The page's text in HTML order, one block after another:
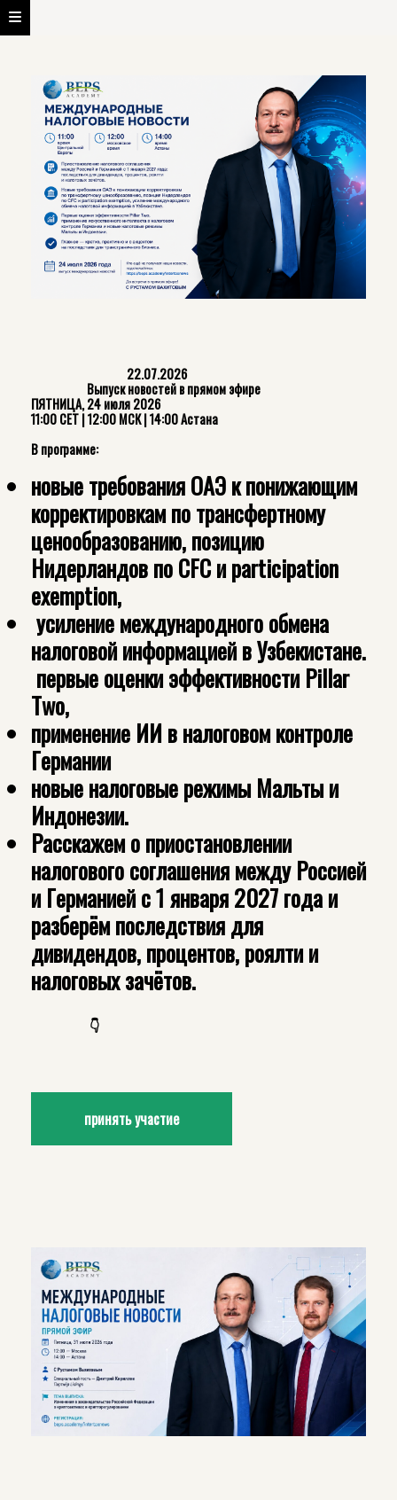
22.07.2026
Выпуск новостей в прямом эфире
ПЯТНИЦА, 24 июля 2026
11:00 CET | 12:00 МСК | 14:00 Астана
В программе:
новые требования ОАЭ к понижающим
корректировкам по трансфертному
ценообразованию, позицию
Нидерландов по CFC и participation
exemption,
усиление международного обмена
налоговой информацией в Узбекистане.
первые оценки эффективности Pillar
Two,
применение ИИ в налоговом контроле
Германии
новые налоговые режимы Мальты и
Индонезии.
Расскажем о приостановлении
налогового соглашения между Россией
и Германией с 1 января 2027 года и
разберём последствия для
дивидендов, процентов, роялти и
налоговых зачётов.
👇
принять участие